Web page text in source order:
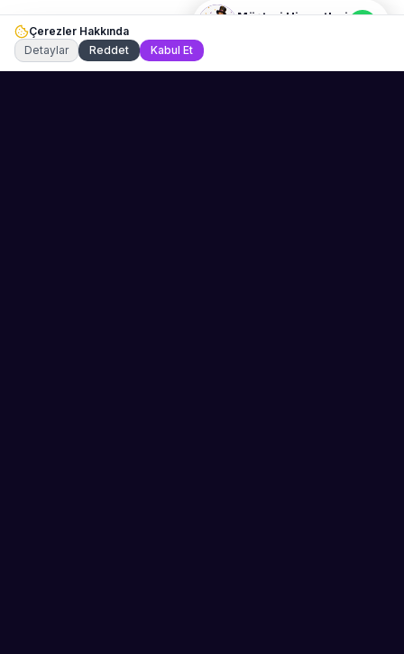
Müşteri Hizmetleri
Çerezler Hakkında
Detaylar
Reddet Kabul Et